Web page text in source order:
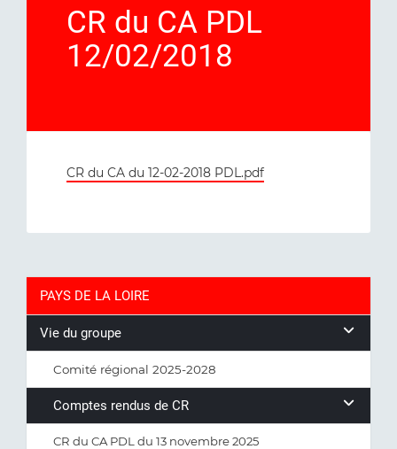
CR du CA PDL
12/02/2018
CR du CA du 12-02-2018 PDL.pdf
PAYS DE LA LOIRE
Vie du groupe
Comité régional 2025-2028
Comptes rendus de CR
CR du CA PDL du 13 novembre 2025